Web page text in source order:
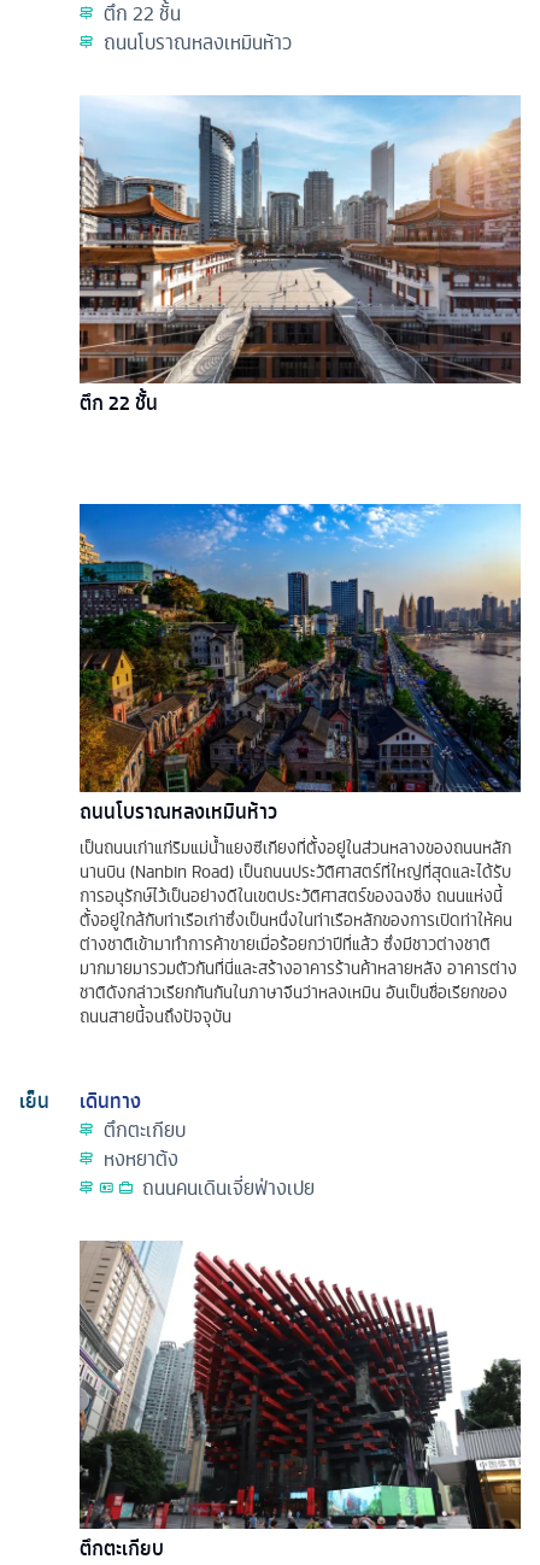
ตึก 22 ชั้น
ถนนโบราณหลงเหมินห้าว
ตึก 22 ชั้น
ถนนโบราณหลงเหมินห้าว
เป็นถนนเก่าแก่ริมแม่น้ำแยงซีเกียงที่ตั้งอยู่ในส่วนหลางของถนนหลัก
นานบิน (Nanbin Road) เป็นถนนประวัติศาสตร์ที่ใหญ่ที่สุดและได้รับ
การอนุรักษ์ไว้เป็นอย่างดีในเขตประวัติศาสตร์ของฉงชิ่ง ถนนแห่งนี้
ตั้งอยู่ใกล้กับท่าเรือเก่าซึ่งเป็นหนึ่งในท่าเรือหลักของการเปิดท่าให้คน
ต่างชาติเข้ามาทำการค้าขายเมื่อร้อยกว่าปีที่แล้ว ซึ่งมีชาวต่างชาติ
มากมายมารวมตัวกันที่นี่และสร้างอาคารร้านค้าหลายหลัง อาคารต่าง
ชาติดังกล่าวเรียกกันกันในภาษาจีนว่าหลงเหมิน อันเป็นชื่อเรียกของ
ถนนสายนี้จนถึงปัจจุบัน
เย็น
เดินทาง
ตึกตะเกียบ
หงหยาต้ง
ถนนคนเดินเจี่ยฟ่างเปย
ตึกตะเกียบ